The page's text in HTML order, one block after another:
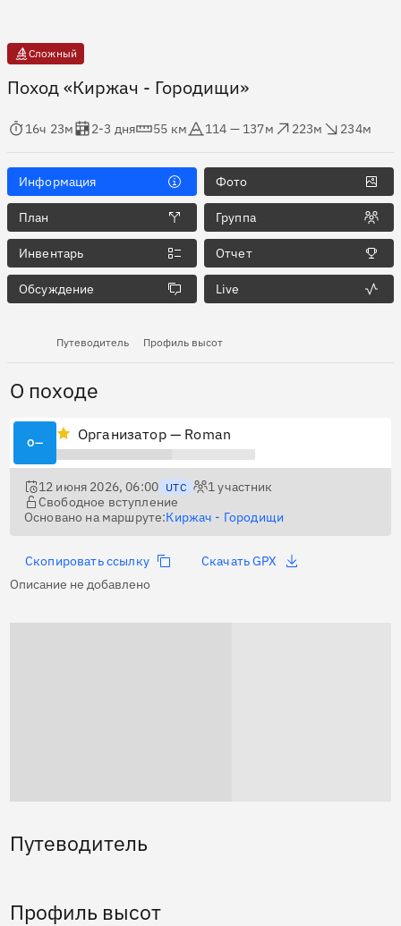
Сложный
Поход «Киржач - Городищи»
в пути
16ч 23м
Оценка в днях
2-3 дня
Дистанция
55 км
Абсолютная высота
114 — 137м
Набор высоты
223м
234м
Информация Фото
План Группа
Инвентарь Отчет
Обсуждение Live
Путеводитель Профиль высот
О походе
О— Организатор — Roman
12 июня 2026, 06:00 UTC 1участник
Свободное вступление
Основано на маршруте:Киржач - Городищи
Скопировать ссылку
Скачать GPX
Описание не добавлено
Путеводитель
Профиль высот